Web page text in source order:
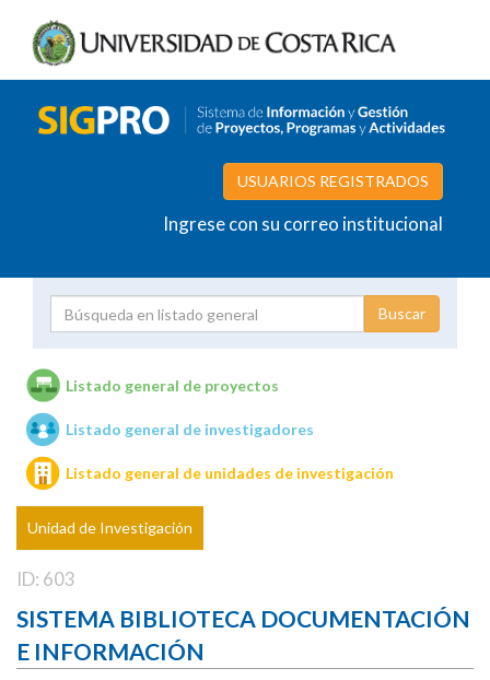
USUARIOS REGISTRADOS
Ingrese con su correo institucional
Unidades de investigación
Listado general de proyectos
Listado general de investigadores
Listado general de unidades de investigación
Unidad de Investigación
ID: 603
SISTEMA BIBLIOTECA DOCUMENTACIÓN
E INFORMACIÓN